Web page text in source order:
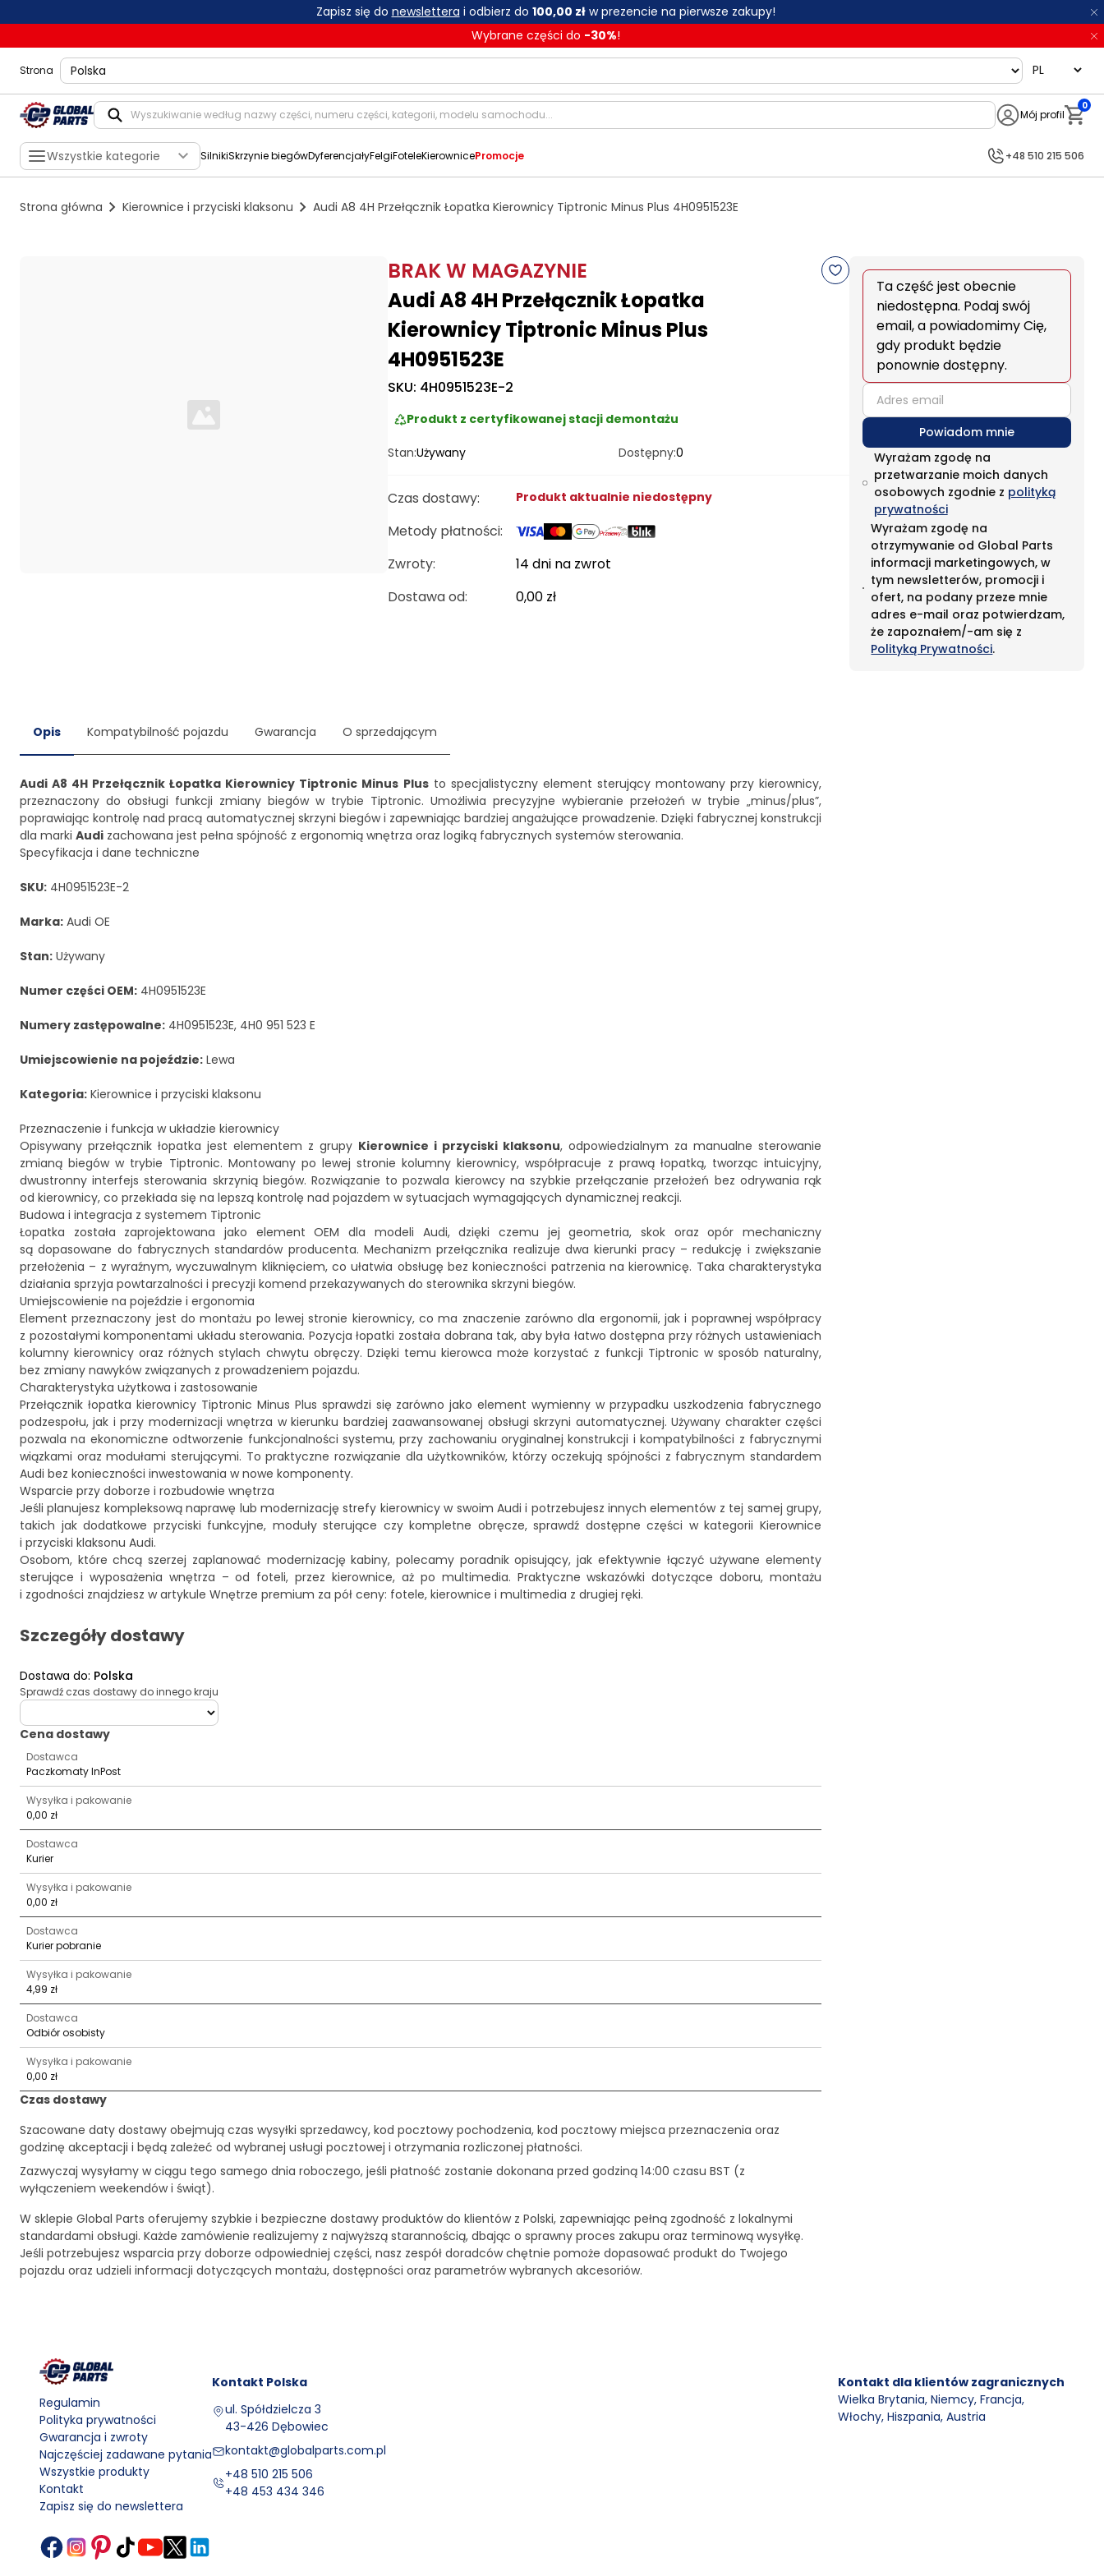
Zapisz się do newslettera i odbierz do 100,00 złw prezencie na pierwsze zakupy!
Wybrane części do -30%!
Strona shippingLocation language
Mój profil
0
Wszystkie kategorie SilnikiSkrzynie biegówDyferencjałyFelgiFoteleKierownicePromocje +48 510 215 506
Strona główna Kierownice i przyciski klaksonu Audi A8 4H Przełącznik Łopatka Kierownicy Tiptronic Minus Plus 4H0951523E
Loading...
BRAK W MAGAZYNIE
Audi A8 4H Przełącznik Łopatka
Kierownicy Tiptronic Minus Plus
4H0951523E
SKU: 4H0951523E-2
Produkt z certyfikowanej stacji demontażu
Stan:Używany Dostępny:0
Czas dostawy: Produkt aktualnie niedostępny
Metody płatności:
Zwroty:
14 dni na zwrot
Dostawa od: 0,00 zł
Ta część jest obecnie
niedostępna. Podaj swój
email, a powiadomimy Cię,
gdy produkt będzie
ponownie dostępny.
email
Powiadom mnie
Wyrażam zgodę na
przetwarzanie moich danych
osobowych zgodnie z polityką
prywatności
Wyrażam zgodę na
otrzymywanie od Global Parts
informacji marketingowych, w
tym newsletterów, promocji i
ofert, na podany przeze mnie
adres e-mail oraz potwierdzam,
że zapoznałem/-am się z
Polityką Prywatności.
Opis Kompatybilność pojazdu Gwarancja O sprzedającym
Audi A8 4H Przełącznik Łopatka Kierownicy Tiptronic Minus Plusto specjalistyczny element sterujący montowany przy kierownicy,
przeznaczony do obsługi funkcji zmiany biegów w trybie Tiptronic. Umożliwia precyzyjne wybieranie przełożeń w trybie „minus/plus”,
poprawiając kontrolę nad pracą automatycznej skrzyni biegów i zapewniając bardziej angażujące prowadzenie. Dzięki fabrycznej konstrukcji
dla marki Audi zachowana jest pełna spójność z ergonomią wnętrza oraz logiką fabrycznych systemów sterowania.
Specyfikacja i dane techniczne
SKU: 4H0951523E-2
Marka: Audi OE
Stan: Używany
Numer części OEM: 4H0951523E
Numery zastępowalne: 4H0951523E, 4H0 951 523 E
Umiejscowienie na pojeździe: Lewa
Kategoria: Kierownice i przyciski klaksonu
Przeznaczenie i funkcja w układzie kierownicy
Opisywany przełącznik łopatka jest elementem z grupy Kierownice i przyciski klaksonu, odpowiedzialnym za manualne sterowanie
zmianą biegów w trybie Tiptronic. Montowany po lewej stronie kolumny kierownicy, współpracuje z prawą łopatką, tworząc intuicyjny,
dwustronny interfejs sterowania skrzynią biegów. Rozwiązanie to pozwala kierowcy na szybkie przełączanie przełożeń bez odrywania rąk
od kierownicy, co przekłada się na lepszą kontrolę nad pojazdem w sytuacjach wymagających dynamicznej reakcji.
Budowa i integracja z systemem Tiptronic
Łopatka została zaprojektowana jako element OEM dla modeli Audi, dzięki czemu jej geometria, skok oraz opór mechaniczny
są dopasowane do fabrycznych standardów producenta. Mechanizm przełącznika realizuje dwa kierunki pracy – redukcję i zwiększanie
przełożenia – z wyraźnym, wyczuwalnym kliknięciem, co ułatwia obsługę bez konieczności patrzenia na kierownicę. Taka charakterystyka
działania sprzyja powtarzalności i precyzji komend przekazywanych do sterownika skrzyni biegów.
Umiejscowienie na pojeździe i ergonomia
Element przeznaczony jest do montażu po lewej stronie kierownicy, co ma znaczenie zarówno dla ergonomii, jak i poprawnej współpracy
z pozostałymi komponentami układu sterowania. Pozycja łopatki została dobrana tak, aby była łatwo dostępna przy różnych ustawieniach
kolumny kierownicy oraz różnych stylach chwytu obręczy. Dzięki temu kierowca może korzystać z funkcji Tiptronic w sposób naturalny,
bez zmiany nawyków związanych z prowadzeniem pojazdu.
Charakterystyka użytkowa i zastosowanie
Przełącznik łopatka kierownicy Tiptronic Minus Plus sprawdzi się zarówno jako element wymienny w przypadku uszkodzenia fabrycznego
podzespołu, jak i przy modernizacji wnętrza w kierunku bardziej zaawansowanej obsługi skrzyni automatycznej. Używany charakter części
pozwala na ekonomiczne odtworzenie funkcjonalności systemu, przy zachowaniu oryginalnej konstrukcji i kompatybilności z fabrycznymi
wiązkami oraz modułami sterującymi. To praktyczne rozwiązanie dla użytkowników, którzy oczekują spójności z fabrycznym standardem
Audi bez konieczności inwestowania w nowe komponenty.
Wsparcie przy doborze i rozbudowie wnętrza
Jeśli planujesz kompleksową naprawę lub modernizację strefy kierownicy w swoim Audi i potrzebujesz innych elementów z tej samej grupy,
takich jak dodatkowe przyciski funkcyjne, moduły sterujące czy kompletne obręcze, sprawdź dostępne części w kategorii Kierownice
i przyciski klaksonu Audi.
Osobom, które chcą szerzej zaplanować modernizację kabiny, polecamy poradnik opisujący, jak efektywnie łączyć używane elementy
sterujące i wyposażenia wnętrza – od foteli, przez kierownice, aż po multimedia. Praktyczne wskazówki dotyczące doboru, montażu
i zgodności znajdziesz w artykule Wnętrze premium za pół ceny: fotele, kierownice i multimedia z drugiej ręki.
Szczegóły dostawy
Dostawa do: Polska
Sprawdź czas dostawy do innego kraju
deliveryCountry
Cena dostawy
Dostawca
Paczkomaty InPost
Wysyłka i pakowanie
0,00 zł
Dostawca
Kurier
Wysyłka i pakowanie
0,00 zł
Dostawca
Kurier pobranie
Wysyłka i pakowanie
4,99 zł
Dostawca
Odbiór osobisty
Wysyłka i pakowanie
0,00 zł
Czas dostawy
Szacowane daty dostawy obejmują czas wysyłki sprzedawcy, kod pocztowy pochodzenia, kod pocztowy miejsca przeznaczenia oraz
godzinę akceptacji i będą zależeć od wybranej usługi pocztowej i otrzymania rozliczonej płatności.
Zazwyczaj wysyłamy w ciągu tego samego dnia roboczego, jeśli płatność zostanie dokonana przed godziną 14:00 czasu BST (z
wyłączeniem weekendów i świąt).
W sklepie Global Parts oferujemy szybkie i bezpieczne dostawy produktów do klientów z Polski, zapewniając pełną zgodność z lokalnymi
standardami obsługi. Każde zamówienie realizujemy z najwyższą starannością, dbając o sprawny proces zakupu oraz terminową wysyłkę.
Jeśli potrzebujesz wsparcia przy doborze odpowiedniej części, nasz zespół doradców chętnie pomoże dopasować produkt do Twojego
pojazdu oraz udzieli informacji dotyczących montażu, dostępności oraz parametrów wybranych akcesoriów.
Regulamin
Polityka prywatności
Gwarancja i zwroty
Najczęściej zadawane pytania
Wszystkie produkty
Kontakt
Zapisz się do newslettera
Kontakt Polska
ul. Spółdzielcza 3
43-426 Dębowiec
kontakt@globalparts.com.pl
+48 510 215 506
+48 453 434 346
Kontakt dla klientów zagranicznych
Wielka Brytania, Niemcy, Francja,
Włochy, Hiszpania, Austria